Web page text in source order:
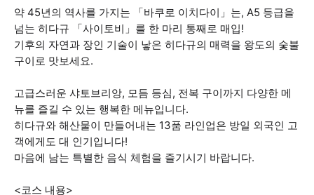
약 45년의 역사를 가지는 「바쿠로 이치다이」는, A5 등급을
넘는 히다규 「사이토비」를 한 마리 통째로 매입!
기후의 자연과 장인 기술이 낳은 히다규의 매력을 왕도의 숯불
구이로 맛보세요.
고급스러운 샤토브리앙, 모듬 등심, 전복 구이까지 다양한 메
뉴를 즐길 수 있는 행복한 메뉴입니다.
히다규와 해산물이 만들어내는 13품 라인업은 방일 외국인 고
객에게도 대 인기입니다!
마음에 남는 특별한 음식 체험을 즐기시기 바랍니다.
<코스 내용>